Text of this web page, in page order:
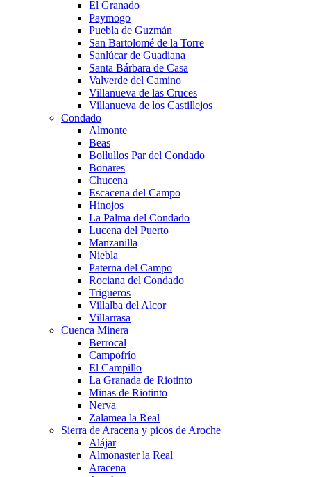
El Granado
Paymogo
Puebla de Guzmán
San Bartolomé de la Torre
Sanlúcar de Guadiana
Santa Bárbara de Casa
Valverde del Camino
Villanueva de las Cruces
Villanueva de los Castillejos
Condado
Almonte
Beas
Bollullos Par del Condado
Bonares
Chucena
Escacena del Campo
Hinojos
La Palma del Condado
Lucena del Puerto
Manzanilla
Niebla
Paterna del Campo
Rociana del Condado
Trigueros
Villalba del Alcor
Villarrasa
Cuenca Minera
Berrocal
Campofrío
El Campillo
La Granada de Riotinto
Minas de Riotinto
Nerva
Zalamea la Real
Sierra de Aracena y picos de Aroche
Alájar
Almonaster la Real
Aracena